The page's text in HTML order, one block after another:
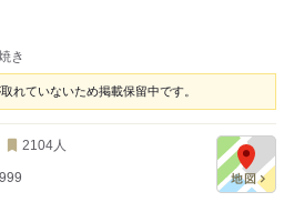
き
れていないため掲載保留中です。
2104人